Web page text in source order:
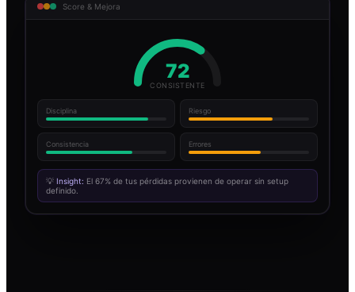
Score & Mejora
72
CONSISTENTE
Disciplina Riesgo
Consistencia Errores
💡 Insight: El 67% de tus pérdidas provienen de operar sin setup
definido.